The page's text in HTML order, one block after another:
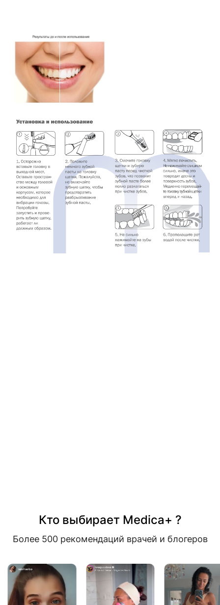
Кто выбирает Medica+ ?
Более 500 рекомендаций врачей и блогеров